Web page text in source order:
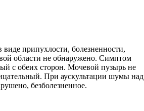
припухлости, болезненности,
области не обнаружено. Симптом
с обеих сторон. Мочевой пузырь не
При аускультации шумы над
безболезненное.